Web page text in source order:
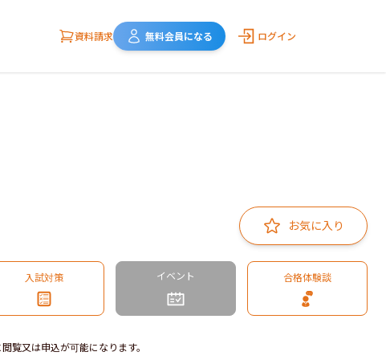
資料請求 無料会員になる ログイン
お気に入り
入試対策 イベント 合格体験談
覧又は申込が可能になります。